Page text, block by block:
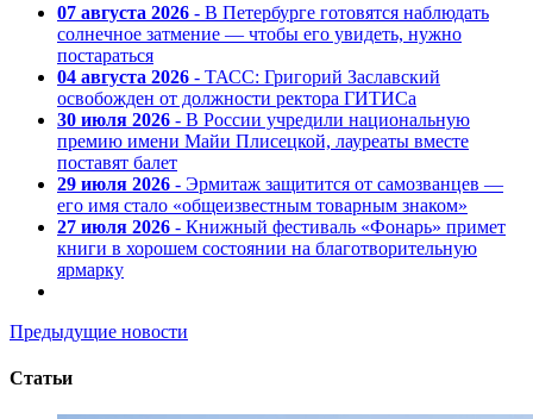
07 августа 2026 - В Петербурге готовятся наблюдать
солнечное затмение — чтобы его увидеть, нужно
постараться
04 августа 2026 - ТАСС: Григорий Заславский
освобожден от должности ректора ГИТИСа
30 июля 2026 - В России учредили национальную
премию имени Майи Плисецкой, лауреаты вместе
поставят балет
29 июля 2026 - Эрмитаж защитится от самозванцев —
его имя стало «общеизвестным товарным знаком»
27 июля 2026 - Книжный фестиваль «Фонарь» примет
книги в хорошем состоянии на благотворительную
ярмарку
Предыдущие новости
Статьи